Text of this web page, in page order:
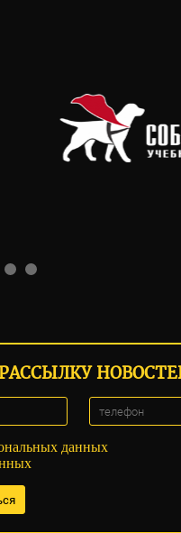
данных